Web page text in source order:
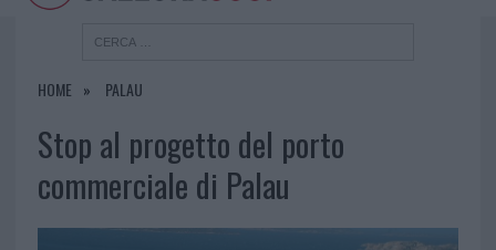
HOME PALAU
Stop al progetto del porto
commerciale di Palau